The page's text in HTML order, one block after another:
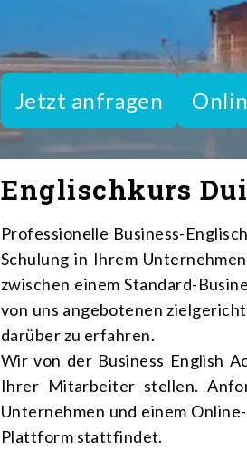
Jetzt anfragen
Englischkurs
Professionelle Business-
Schulung in Ihrem
zwischen einem Standard-
von uns angebotenen
darüber zu erfahren.
Wir von der Business English
Ihrer Mitarbeiter stellen.
Unternehmen und einem
Plattform stattfindet.